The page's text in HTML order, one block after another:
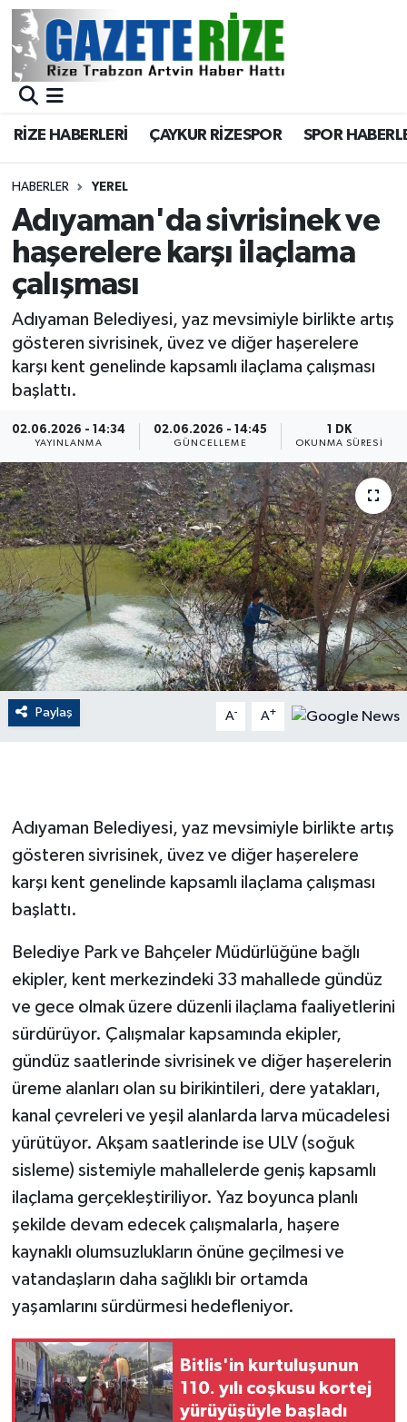
RİZE HABERLERİ ÇAYKUR RİZESPOR SPOR
HABERLER YEREL
Adıyaman'da sivrisinek ve
haşerelere karşı ilaçlama
çalışması
Adıyaman Belediyesi, yaz mevsimiyle birlikte artış
gösteren sivrisinek, üvez ve diğer haşerelere
karşı kent genelinde kapsamlı ilaçlama çalışması
başlattı.
02.06.2026 - 14:34
YAYINLANMA
02.06.2026 - 14:45
GÜNCELLEME
1 DK
OKUNMA SÜRESI
Paylaş A- A+
Adıyaman Belediyesi, yaz mevsimiyle birlikte artış
gösteren sivrisinek, üvez ve diğer haşerelere
karşı kent genelinde kapsamlı ilaçlama çalışması
başlattı.
Belediye Park ve Bahçeler Müdürlüğüne bağlı
ekipler, kent merkezindeki 33 mahallede gündüz
ve gece olmak üzere düzenli ilaçlama faaliyetlerini
sürdürüyor. Çalışmalar kapsamında ekipler,
gündüz saatlerinde sivrisinek ve diğer haşerelerin
üreme alanları olan su birikintileri, dere yatakları,
kanal çevreleri ve yeşil alanlarda larva mücadelesi
yürütüyor. Akşam saatlerinde ise ULV (soğuk
sisleme) sistemiyle mahallelerde geniş kapsamlı
ilaçlama gerçekleştiriliyor. Yaz boyunca planlı
şekilde devam edecek çalışmalarla, haşere
kaynaklı olumsuzlukların önüne geçilmesi ve
vatandaşların daha sağlıklı bir ortamda
yaşamlarını sürdürmesi hedefleniyor.
Bitlis'in kurtuluşunun
110. yılı coşkusu kortej
yürüyüşüyle başladı
BÖLGEMİZ
Asayiş
Rize Jandarma Komutanlığı
Bilim Teknoloji
Bölge
Advertising news
Canlı Maç
ÇEVRE
Dış Haberler
Dünya
EĞİTİM
EKONOMİ
English News
Finans
GENEL
GÜNDEM
Güvenlik
İNSAN
İş Dünyası
Jandarma
Kadın
KÜLTÜR SANAT
MAGAZİN
POLİTİKA
Sağlık
Merkez Nöbetçi Eczaneler
Merkez Trafik Yoğunluk Haritası
Süper Lig Puan Durumu ve Fikstür
Tüm Manşetler
Son Dakika Haberleri
Haber Arşivi